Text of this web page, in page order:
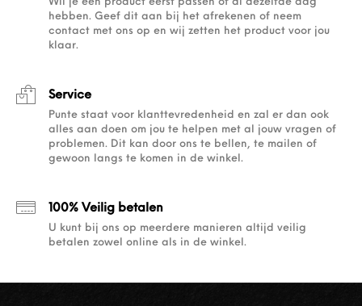
hebben. Geef dit aan bij het afrekenen of neem
contact met ons op en wij zetten het product voor jou
klaar.
Service
Punte staat voor klanttevredenheid en zal er dan ook
alles aan doen om jou te helpen met al jouw vragen of
problemen. Dit kan door ons te bellen, te mailen of
gewoon langs te komen in de winkel.
100% Veilig betalen
U kunt bij ons op meerdere manieren altijd veilig
betalen zowel online als in de winkel.